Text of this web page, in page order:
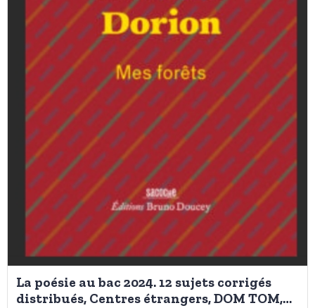
La poésie au bac 2024. 12 sujets corrigés
distribués, Centres étrangers, DOM TOM,